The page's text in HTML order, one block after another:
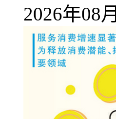
2026年08